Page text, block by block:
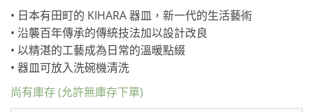
• 日本有田町的 KIHARA 器皿，新一代的生活藝術
• 沿襲百年傳承的傳統技法加以設計改良
• 以精湛的工藝成為日常的溫暖點綴
• 器皿可放入洗碗機清洗
尚有庫存 (允許無庫存下單)